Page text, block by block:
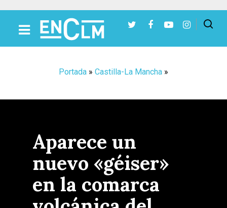
Portada » Castilla-La Mancha »
Aparece un
nuevo «géiser»
en la comarca